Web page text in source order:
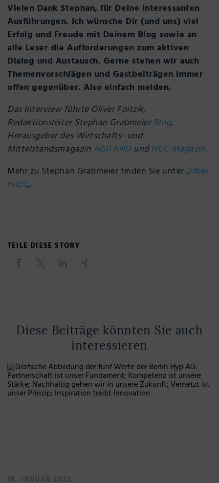
Vielen Dank Stephan, für Deine interessanten
Ausführungen. Ich wünsche Dir (und uns) viel
Erfolg und Freude mit Deinem Blog sowie an
alle Leser die Aufforderungen zum aktiven
Dialog und Austausch. Gerne stehen wir auch
Themenvorschlägen und Gastbeiträgen immer
offen gegenüber. Also einfach melden.
Das Interview führte Oliver Foitzik,
Redaktionsleiter Stephan GrabmeierBlog,
Herausgeber des Wirtschafts- und
Mittelstandsmagazin AGITANOundHCC-Magazin.
Mehr zu Stephan Grabmeier finden Sie unter „Über
mich„.
TEILE DIESE STORY
Diese Beiträge könnten Sie auch
interessieren
18. JANUAR 2022